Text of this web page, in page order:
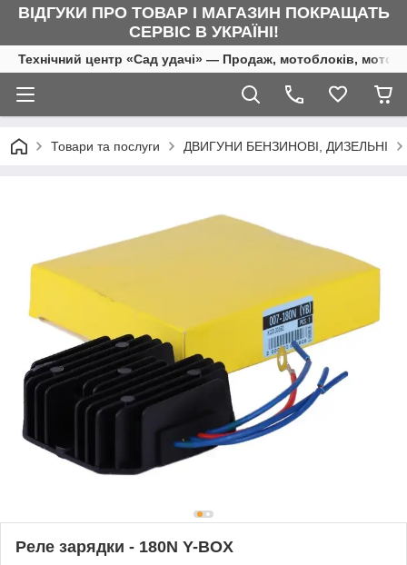
ВІДГУКИ ПРО ТОВАР І МАГАЗИН ПОКРАЩАТЬ
СЕРВІС В УКРАЇНІ!
Технічний центр «Сад удачі» — Продаж, мотоблоків,
Товари та послуги ДВИГУНИ БЕНЗИНОВІ, ДИЗЕЛЬНІ
Реле зарядки - 180N Y-BOX